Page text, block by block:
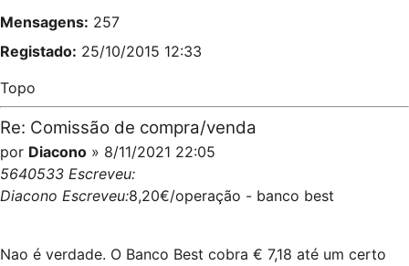
Mensagens: 257
Registado: 25/10/2015 12:33
Topo
Re: Comissão de compra/venda
por Diacono » 8/11/2021 22:05
5640533 Escreveu:
Diacono Escreveu:8,20€/operação - banco best
Nao é verdade. O Banco Best cobra € 7,18 até um certo